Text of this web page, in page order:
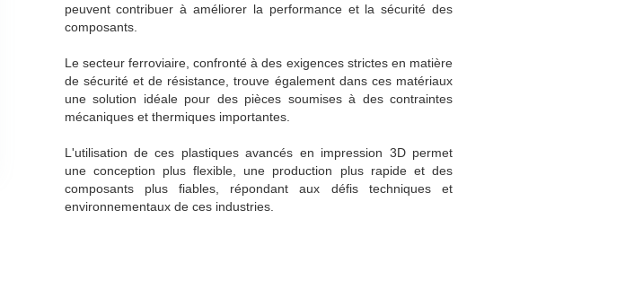
peuvent contribuer à améliorer la performance et la sécurité des
composants.
Le secteur ferroviaire, confronté à des exigences strictes en matière
de sécurité et de résistance, trouve également dans ces matériaux
une solution idéale pour des pièces soumises à des contraintes
mécaniques et thermiques importantes.
L'utilisation de ces plastiques avancés en impression 3D permet
une conception plus flexible, une production plus rapide et des
composants plus fiables, répondant aux défis techniques et
environnementaux de ces industries.